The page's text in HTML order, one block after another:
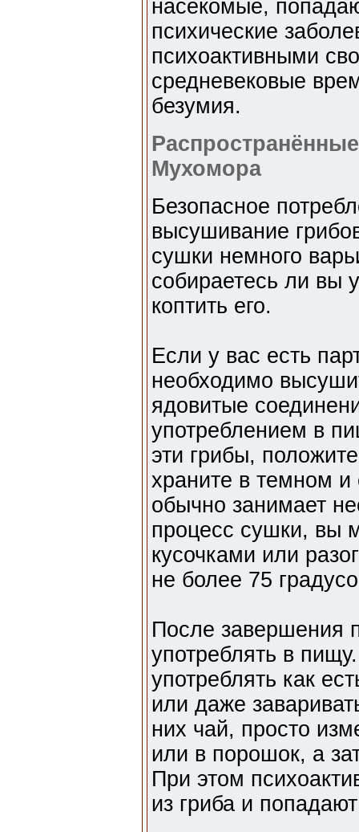
насекомые,
психические
психоактивными
средневековые
безумия.
Мухомора
Безопасное
высушивание
сушки немного
собираетесь ли вы
коптить его.
Если у вас есть
необходимо
ядовитые
употреблением в
эти грибы,
храните в темном и
обычно занимает
процесс сушки, вы
кусочками или
не более 75
После завершения
употреблять в
употреблять как
или даже
них чай, просто
или в порошок, а
При этом
из гриба и